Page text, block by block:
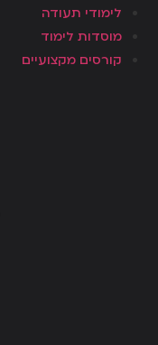
לימודי תעודה
מוסדות לימוד
קורסים מקצועיים